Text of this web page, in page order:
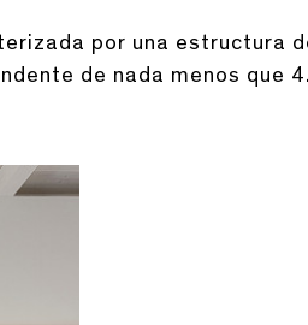
por una estructura
de nada menos que